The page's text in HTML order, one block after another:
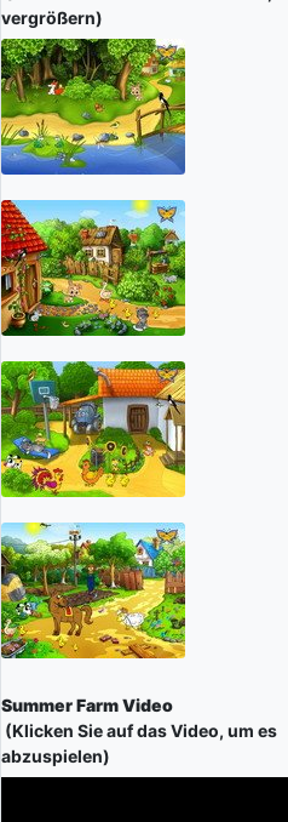
vergrößern)
Summer Farm Video
(Klicken Sie auf das Video, um es
abzuspielen)